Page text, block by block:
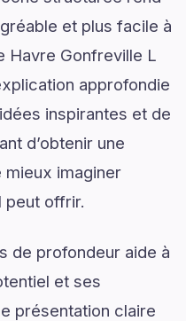
et plus facile à
Havre Gonfreville L
approfondie
inspirantes et de
d’obtenir une
imaginer
peut offrir.
de profondeur aide à
et ses
présentation claire